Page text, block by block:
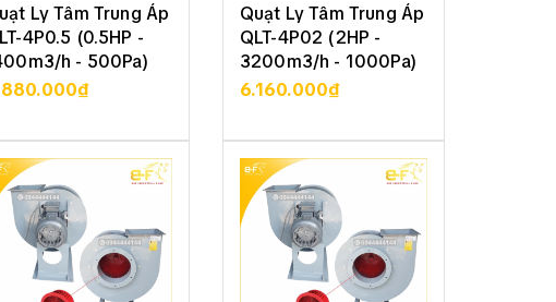
Ly Tâm Trung Áp
4P0.5 (0.5HP -
h - 500Pa)
XEM CHI TIẾT
Quạt Ly Tâm Trung Áp
QLT-4P02 (2HP -
3200m3/h - 1000Pa)
6.160.000₫
XEM CHI TIẾT